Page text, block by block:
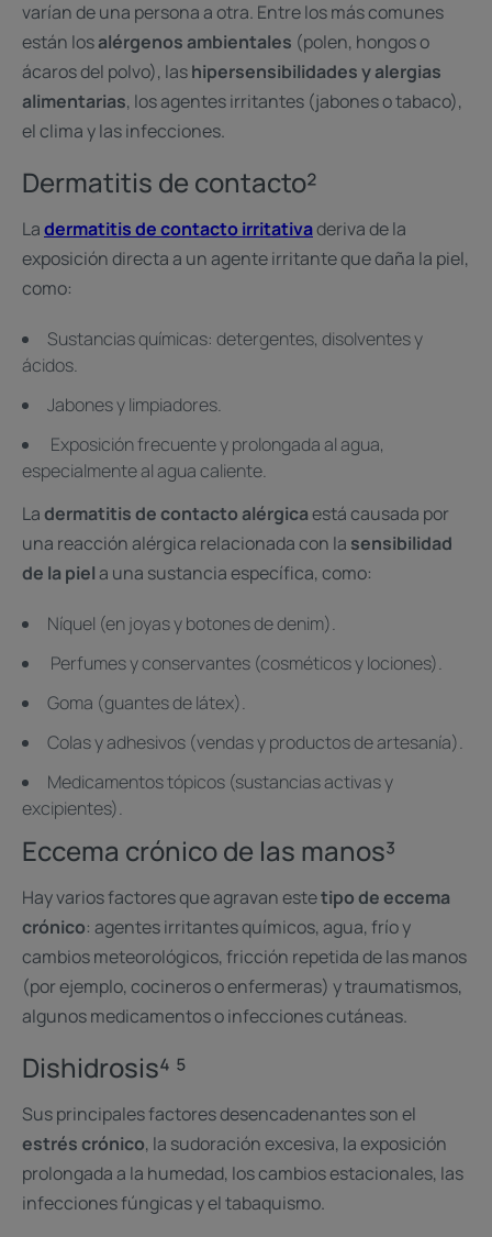
varían de una persona a otra. Entre los más comunes
están losalérgenos ambientales (polen, hongos o
ácaros del polvo), lashipersensibilidades y alergias
alimentarias, los agentes irritantes (jabones o tabaco),
el clima y las infecciones.
Dermatitis de contacto²
Ladermatitis de contacto irritativaderiva de la
exposición directa a un agente irritante que daña la piel,
como:
Sustancias químicas: detergentes, disolventes y
ácidos.
Jabones y limpiadores.
Exposición frecuente y prolongada al agua,
especialmente al agua caliente.
Ladermatitis de contacto alérgicaestá causada por
una reacción alérgica relacionada con la sensibilidad
de la piela una sustancia específica, como:
Níquel (en joyas y botones de denim).
Perfumes y conservantes (cosméticos y lociones).
Goma (guantes de látex).
Colas y adhesivos (vendas y productos de artesanía).
Medicamentos tópicos (sustancias activas y
excipientes).
Eccema crónico de las manos³
Hay varios factores que agravan estetipo de eccema
crónico: agentes irritantes químicos, agua, frío y
cambios meteorológicos, fricción repetida de las manos
(por ejemplo, cocineros o enfermeras) y traumatismos,
algunos medicamentos o infecciones cutáneas.
Dishidrosis⁴ ⁵
Sus principales factores desencadenantes son el
estrés crónico, la sudoración excesiva, la exposición
prolongada a la humedad, los cambios estacionales, las
infecciones fúngicas y el tabaquismo.